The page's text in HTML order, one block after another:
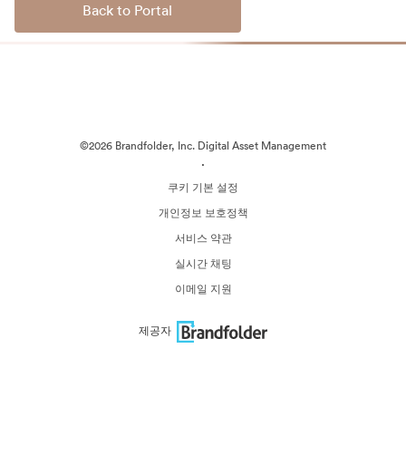
Back to Portal
©2026 Brandfolder, Inc. Digital Asset Management
·
쿠키 기본 설정
개인정보 보호정책
서비스 약관
실시간 채팅
이메일 지원
제공자